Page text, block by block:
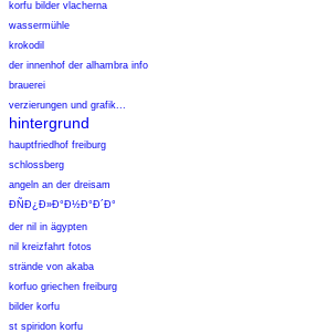
korfu bilder vlacherna
wassermühle
krokodil
der innenhof der alhambra info
brauerei
verzierungen und grafik...
hintergrund
hauptfriedhof freiburg
schlossberg
angeln an der dreisam
Ð­ÑÐ¿Ð»Ð°Ð½Ð°Ð´Ð°
der nil in ägypten
nil kreizfahrt fotos
strände von akaba
korfuo griechen freiburg
bilder korfu
st spiridon korfu